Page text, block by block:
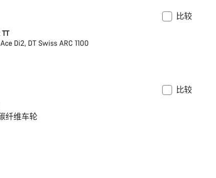
比较
TT
Di2, DT Swiss ARC 1100
比较
纤维车轮